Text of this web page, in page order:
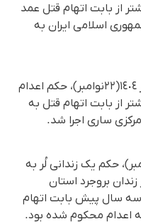
از بابت اتهام قتل عمد
اسلامی ایران به
از سوی دیگر سحرگاه روز شنبە ١ آذر ١٤٠٤(٢٢نوامبر)، حکم اعدام
از بابت اتهام قتل به
ساری اجرا شد.
۲۸ آبان ١٤٠٤(١٩نوامبر)، حکم یک زندانی لُر بە
۳۷ ساله، در زندان بروجرد استان
سه سال پیش بابت اتهام
اعدام محکوم شدە بود.